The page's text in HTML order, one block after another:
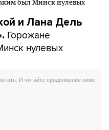
и Лана Дель
Горожане
нулевых